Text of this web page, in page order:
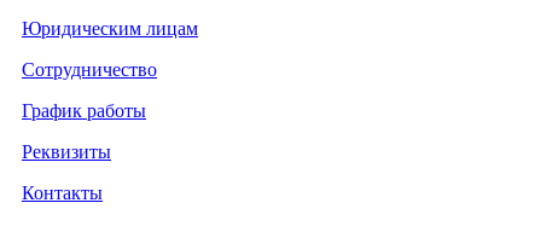
Юридическим лицам
Сотрудничество
График работы
Реквизиты
Контакты